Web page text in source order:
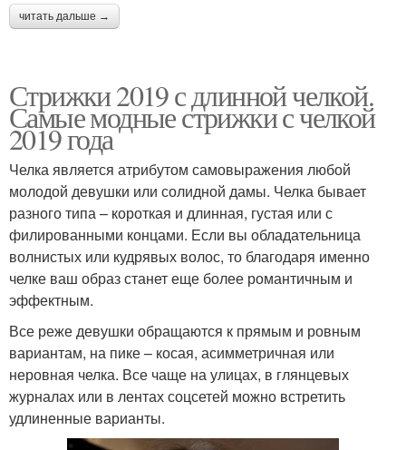
читать дальше →
Стрижки 2019 с длинной челкой.
Самые модные стрижки с челкой
2019 года
Челка является атрибутом самовыражения любой
молодой девушки или солидной дамы. Челка бывает
разного типа – короткая и длинная, густая или с
филированными концами. Если вы обладательница
волнистых или кудрявых волос, то благодаря именно
челке ваш образ станет еще более романтичным и
эффектным.
Все реже девушки обращаются к прямым и ровным
вариантам, на пике – косая, асимметричная или
неровная челка. Все чаще на улицах, в глянцевых
журналах или в лентах соцсетей можно встретить
удлиненные варианты.